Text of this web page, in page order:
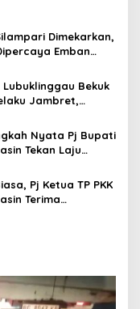
Dimekarkan,
Emban
Lubuklinggau Bekuk
Jambret,
Nyata Pj Bupati
Tekan Laju
Pj Ketua TP PKK
Terima